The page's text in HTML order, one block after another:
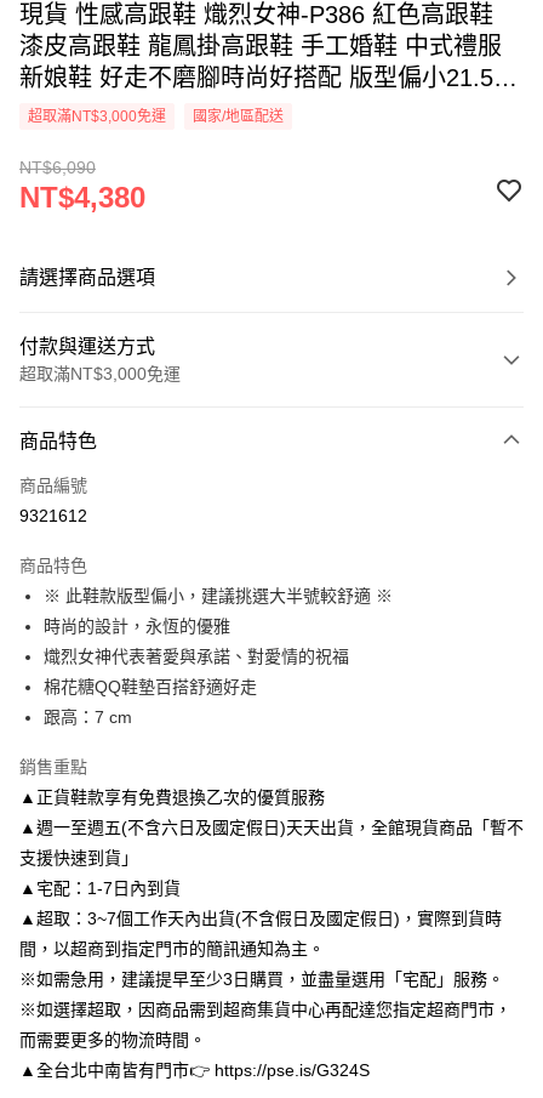
現貨 性感高跟鞋 熾烈女神-P386 紅色高跟鞋
漆皮高跟鞋 龍鳳掛高跟鞋 手工婚鞋 中式禮服
新娘鞋 好走不磨腳時尚好搭配 版型偏小21.5-
26 EPRIS艾佩絲-性感紅
超取滿NT$3,000免運 國家/地區配送
NT$6,090
NT$4,380
請選擇商品選項
付款與運送方式
超取滿NT$3,000免運
信用卡一次付款
信用卡分期付款
合作金庫商業銀行
華南商業銀行
彰化商業銀行
上海商業儲蓄銀行
國泰世華商業銀行
兆豐國際商業銀行
臺灣中小企業銀行
匯豐（台灣）商業銀行
聯邦商業銀行
元大商業銀行
台新國際商業銀行
中國信託商業銀行
台灣樂天信用卡公司
6 期 0 利率 每期
華南商業銀行
上海商業儲蓄銀行
台北富邦商業銀行
國泰世華商業銀行
臺灣中小企業銀行
聯邦商業銀行
元大商業銀行
永豐商業銀行
玉山商業銀行
星展（台灣）商業銀行
台新國際商業銀行
台灣樂天信用卡公司
LINE Pay
Apple Pay
街口支付
悠遊付
Google Pay
【關於「AFTEE先享後付」】
AFTEE先享後付是「在收到商品之後才付款」的支付方式。 讓您購物簡單
便利好安心！
１．簡單：不需註冊會員、不需綁卡、不需儲值。
２．便利：只要手機號碼，簡訊認證，即可結帳。
３．安心：先確認商品／服務後，再付款。
【「AFTEE先享後付」結帳流程】
１．於結帳方式選擇「AFTEE先享後付」後，將跳轉至「AFTEE先享後付」
ATM付款
運送方式
付款後全家取貨
每筆NT$80，滿NT$3,000(含以上)免運費
商品特色
商品編號
9321612
商品特色
※ 此鞋款版型偏小，建議挑選大半號較舒適 ※
時尚的設計，永恆的優雅
熾烈女神代表著愛與承諾、對愛情的祝福
棉花糖QQ鞋墊百搭舒適好走
跟高：7 cm
銷售重點
▲正貨鞋款享有免費退換乙次的優質服務
▲週一至週五(不含六日及國定假日)天天出貨，全館現貨商品「暫不
支援快速到貨」
▲宅配：1-7日內到貨
▲超取：3~7個工作天內出貨(不含假日及國定假日)，實際到貨時
間，以超商到指定門市的簡訊通知為主。
※如需急用，建議提早至少3日購買，並盡量選用「宅配」服務。
※如選擇超取，因商品需到超商集貨中心再配達您指定超商門市，
而需要更多的物流時間。
▲全台北中南皆有門市👉 https://pse.is/G324S